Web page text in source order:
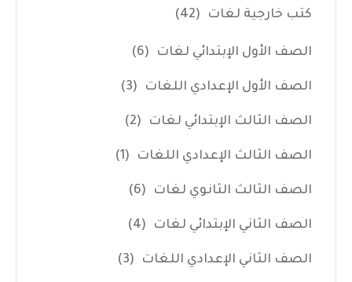
كتب خارجية لغات (42)
الصف الأول الإبتدائي لغات (6)
الصف الأول الإعدادي اللغات (3)
الصف الثالث الإبتدائي لغات (2)
الصف الثالث الإعدادي اللغات (1)
الصف الثالث الثانوي لغات (6)
الصف الثاني الإبتدائي لغات (4)
الصف الثاني الإعدادي اللغات (3)